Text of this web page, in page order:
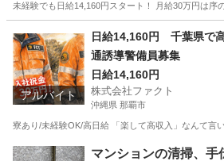
未経験でも日給14,160円スタート！ 月給30万円は
北広島市
アルバイト
日給14,160円 千葉県で
通誘導警備員募集
日給14,160円
株式会社ファクト
沖縄県 那覇市
寮あり/未経験OK/高日給 「楽して高収入」なんて言
沖縄 那覇市 その他 時給
マンションの清掃、手